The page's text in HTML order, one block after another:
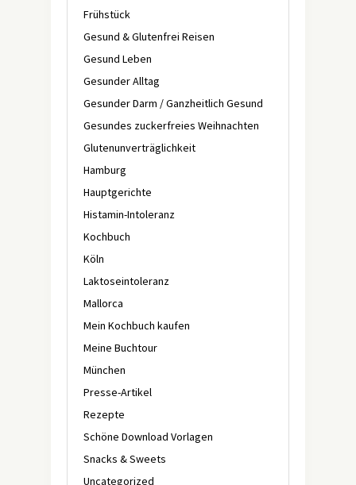
Frühstück
Gesund & Glutenfrei Reisen
Gesund Leben
Gesunder Alltag
Gesunder Darm / Ganzheitlich Gesund
Gesundes zuckerfreies Weihnachten
Glutenunverträglichkeit
Hamburg
Hauptgerichte
Histamin-Intoleranz
Kochbuch
Köln
Laktoseintoleranz
Mallorca
Mein Kochbuch kaufen
Meine Buchtour
München
Presse-Artikel
Rezepte
Schöne Download Vorlagen
Snacks & Sweets
Uncategorized